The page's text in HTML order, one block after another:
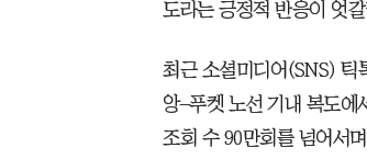
도라는 긍정적 반응이 엇
최근 소셜미디어(SNS) 틱
앙–푸켓 노선 기내 복도에
조회 수 90만회를 넘어서